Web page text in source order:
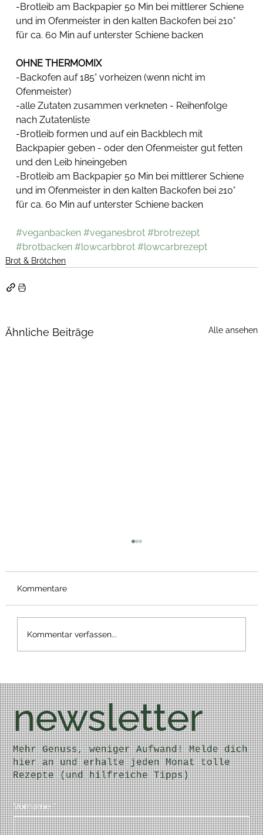
-Brotleib am Backpapier 50 Min bei mittlerer Schiene
und im Ofenmeister in den kalten Backofen bei 210°
für ca. 60 Min auf unterster Schiene backen
OHNE THERMOMIX
-Backofen auf 185° vorheizen (wenn nicht im
Ofenmeister)
-alle Zutaten zusammen verkneten - Reihenfolge
nach Zutatenliste
-Brotleib formen und auf ein Backblech mit
Backpapier geben - oder den Ofenmeister gut fetten
und den Leib hineingeben
-Brotleib am Backpapier 50 Min bei mittlerer Schiene
und im Ofenmeister in den kalten Backofen bei 210°
für ca. 60 Min auf unterster Schiene backen
#veganbacken #veganesbrot #brotrezept
#brotbacken #lowcarbbrot #lowcarbrezept
Brot & Brötchen
Ähnliche Beiträge Alle ansehen
Kommentare
Kommentar verfassen...
newsletter
Mehr Genuss, weniger Aufwand! Melde dich
hier an und erhalte jeden Monat tolle
Rezepte (und hilfreiche Tipps)
Vorname *